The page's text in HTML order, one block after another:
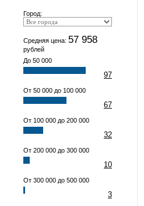
Город:
Средняя цена: 57 958
рублей
До 50 000
97
От 50 000 до 100 000
67
От 100 000 до 200 000
32
От 200 000 до 300 000
10
От 300 000 до 500 000
3